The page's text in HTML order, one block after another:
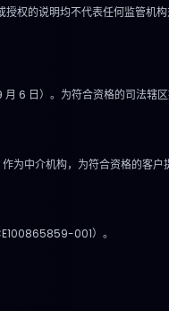
权的说明均不代表任何监管机构
6 日）。为符合资格的司法辖
中介机构，为符合资格的客户
001）。